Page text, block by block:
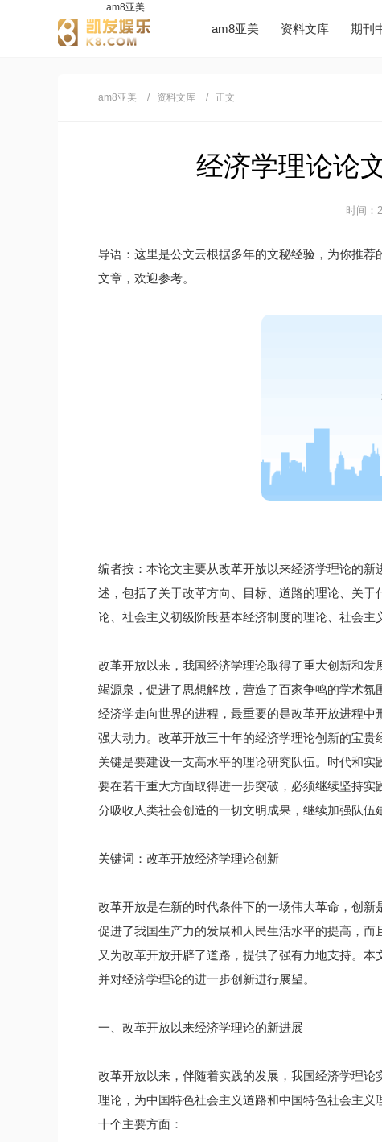
am8亚美
am8亚美 资料文库 期刊
am8亚美 资料文库 正文
经济学理论论
时间：
导语：这里是公文云根据多年的文秘经验，为你推
文章，欢迎参考。
编者按：本论文主要从改革开放以来经济学理论的
述，包括了关于改革方向、目标、道路的理论、关
论、社会主义初级阶段基本经济制度的理论、社会主
改革开放以来，我国经济学理论取得了重大创新和
竭源泉，促进了思想解放，营造了百家争鸣的学术
经济学走向世界的进程，最重要的是改革开放进程
强大动力。改革开放三十年的经济学理论创新的宝
关键是要建设一支高水平的理论研究队伍。时代和实
要在若干重大方面取得进一步突破，必须继续坚持
分吸收人类社会创造的一切文明成果，继续加强队伍
关键词：改革开放经济学理论创新
改革开放是在新的时代条件下的一场伟大革命，创
促进了我国生产力的发展和人民生活水平的提高，
又为改革开放开辟了道路，提供了强有力地支持。
并对经济学理论的进一步创新进行展望。
一、改革开放以来经济学理论的新进展
改革开放以来，伴随着实践的发展，我国经济学理
理论，为中国特色社会主义道路和中国特色社会主
十个主要方面：